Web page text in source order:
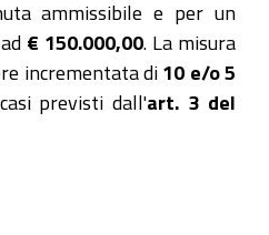
ammissibile e per un
€ 150.000,00 . La misura
incrementata di 10 e/o 5
previsti dall'art. 3 del